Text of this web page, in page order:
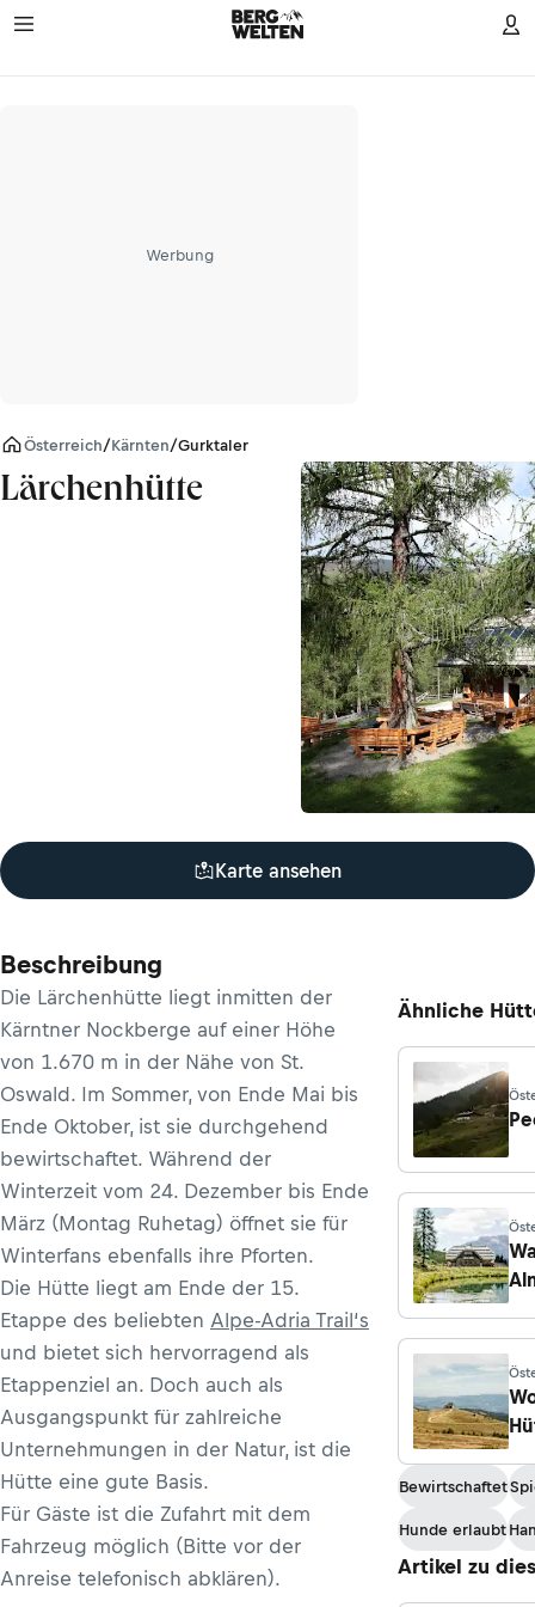
Werbung
Österreich/Kärnten/Gurktaler Alpen
Lärchenhütte
Karte ansehen
Beschreibung
Die Lärchenhütte liegt inmitten der
Kärntner Nockberge auf einer Höhe
von 1.670 m in der Nähe von St.
Oswald. Im Sommer, von Ende Mai bis
Ende Oktober, ist sie durchgehend
bewirtschaftet. Während der
Winterzeit vom 24. Dezember bis Ende
März (Montag Ruhetag) öffnet sie für
Winterfans ebenfalls ihre Pforten.
Die Hütte liegt am Ende der 15.
Etappe des beliebten Alpe-Adria Trail‘s
und bietet sich hervorragend als
Etappenziel an. Doch auch als
Ausgangspunkt für zahlreiche
Unternehmungen in der Natur, ist die
Hütte eine gute Basis.
Für Gäste ist die Zufahrt mit dem
Fahrzeug möglich (Bitte vor der
Anreise telefonisch abklären).
Ähnliche
Bewirtschaftet
Hunde erlaubt
Artikel zu